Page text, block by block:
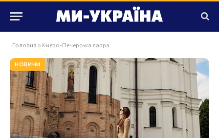
Головна » Києво-Печерська лавра
НОВИНИ